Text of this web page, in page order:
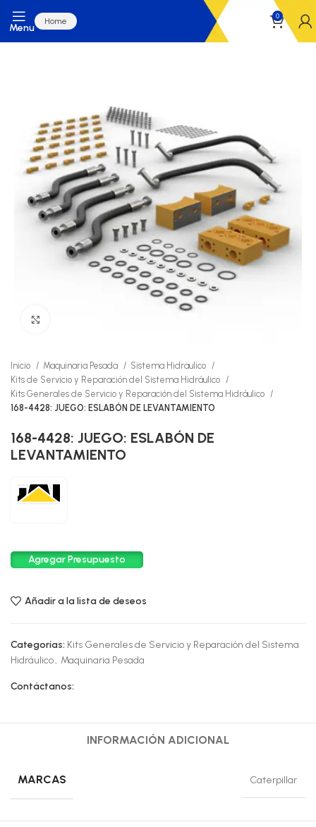
Menu
Home
0
Inicio Maquinaria Pesada
Sistema Hidraulico
Kits de Servicio y Reparación del Sistema Hidráulico
Kits Generales de Servicio y Reparación del Sistema Hidráulico
168-4428: JUEGO: ESLABÓN DE LEVANTAMIENTO
168-4428: JUEGO: ESLABÓN DE
LEVANTAMIENTO
Agregar Presupuesto
Añadir a la lista de deseos
Categorías: Kits Generales de Servicio y Reparación del Sistema
Hidráulico, Maquinaria Pesada
Contáctanos:
INFORMACIÓN ADICIONAL
MARCAS Caterpillar